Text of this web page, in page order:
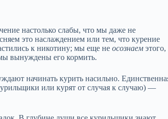
настолько слабы, что мы даже не
это наслаждением или тем, что курение
к никотину; мы еще неосознаем этого,
вынуждены его кормить.
начинать курить насильно.
или курят от случая к случаю) —